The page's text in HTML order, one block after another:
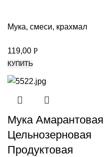
Мука, смеси, крахмал
119,00 Р
КУПИТЬ
Мука Амарантовая
Цельнозерновая
Продуктовая